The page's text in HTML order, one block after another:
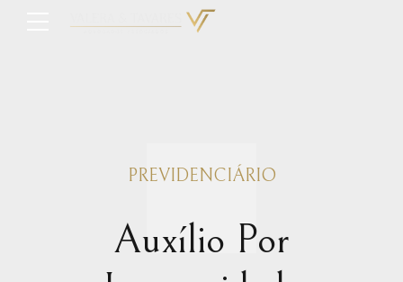
PREVIDENCIÁRIO
Auxílio Por